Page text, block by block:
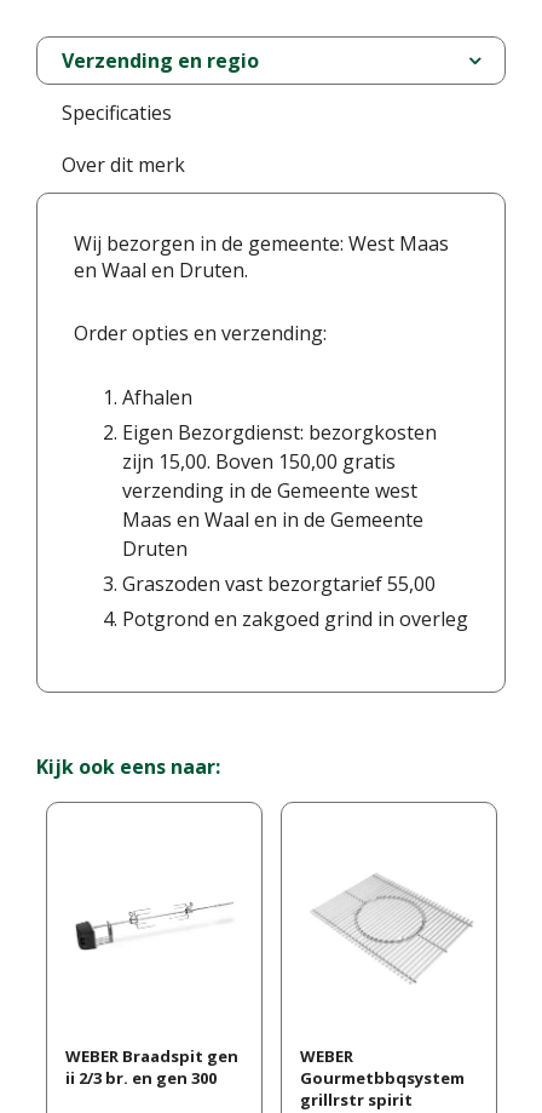
Verzending en regio
Specificaties
Over dit merk
Wij bezorgen in de gemeente: West Maas
en Waal en Druten.
Order opties en verzending:
Afhalen
Eigen Bezorgdienst: bezorgkosten
zijn 15,00. Boven 150,00 gratis
verzending in de Gemeente west
Maas en Waal en in de Gemeente
Druten
Graszoden vast bezorgtarief 55,00
Potgrond en zakgoed grind in overleg
Kijk ook eens naar:
WEBER Braadspit gen
ii 2/3 br. en gen 300
WEBER
Gourmetbbqsystem
grillrstr spirit